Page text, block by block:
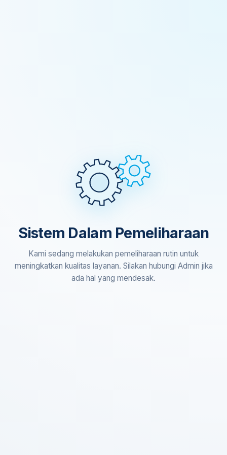
Sistem Dalam Pemeliharaan
Kami sedang melakukan pemeliharaan rutin untuk
meningkatkan kualitas layanan. Silakan hubungi Admin jika
ada hal yang mendesak.